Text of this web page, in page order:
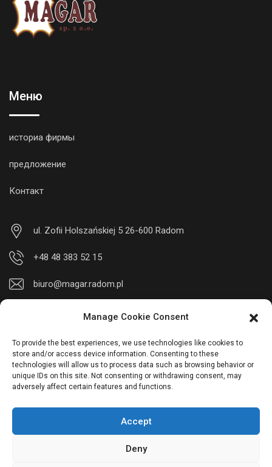
Manage Cookie Consent
To provide the best experiences, we use technologies like cookies to
store and/or access device information. Consenting to these
technologies will allow us to process data such as browsing behavior or
unique IDs on this site. Not consenting or withdrawing consent, may
adversely affect certain features and functions.
Accept
Deny
Меню
историа фирмы
предложение
Контакт
ul. Zofii Holszańskiej 5 26-600 Radom
+48 48 383 52 15
biuro@magar.radom.pl
magar.radom.pl - garbarnia, garbowanie skór, skóra surowa,
wet blue, skóry, dwoina, skórzane obuwie dziecięce, odzież